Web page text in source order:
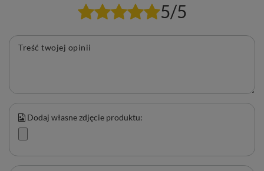
5/5
Treść twojej opinii
Dodaj własne zdjęcie produktu: